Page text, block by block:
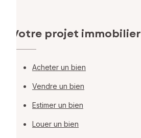
Votre projet immobilier
Acheter un bien
Vendre un bien
Estimer un bien
Louer un bien